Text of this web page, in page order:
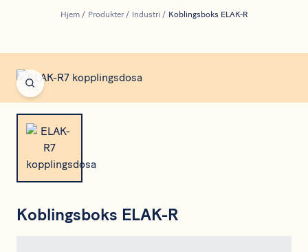
Hjem / Produkter / Industri / Koblingsboks ELAK-R
Open fullscreen
Koblingsboks ELAK-R